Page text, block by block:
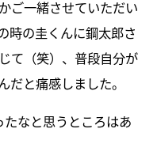
ご一緒させていただい
時の圭くんに鋼太郎さ
て（笑）、普段自分が
だと痛感しました。
なと思うところはあ